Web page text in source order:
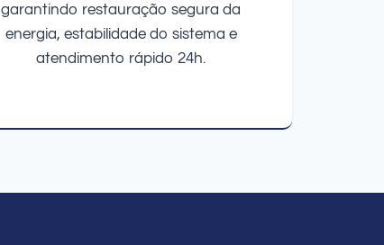
garantindo restauração segura da
energia, estabilidade do sistema e
atendimento rápido 24h.